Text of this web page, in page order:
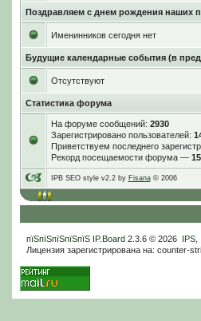
Поздравляем с днем рождения наших
Именинников сегодня нет
Будущие календарные события (в
Отсутствуют
Статистика форума
На форуме сообщений: 2930
Зарегистрировано пользователей:
Приветствуем последнего
Рекорд посещаемости форума —
IPB SEO style v2.2 by Fisana© 2006
пїЅпїЅпїЅпїЅпїЅ IP.Board2.3.6 © 2026 IPS,
Лицензия зарегистрирована на: counter-